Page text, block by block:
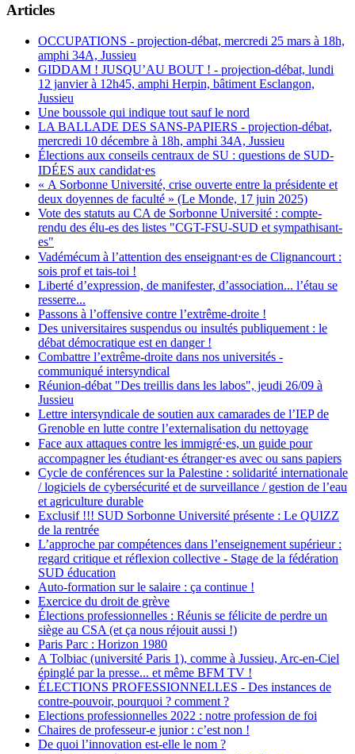
Articles
OCCUPATIONS - projection-débat, mercredi 25 mars à 18h,
amphi 34A, Jussieu
GIDDAM ! JUSQU’AU BOUT ! - projection-débat, lundi
12 janvier à 12h45, amphi Herpin, bâtiment Esclangon,
Jussieu
Une boussole qui indique tout sauf le nord
LA BALLADE DES SANS-PAPIERS - projection-débat,
mercredi 10 décembre à 18h, amphi 34A, Jussieu
Élections aux conseils centraux de SU : questions de SUD-
IDÉES aux candidat⋅es
« A Sorbonne Université, crise ouverte entre la présidente et
deux doyennes de faculté » (Le Monde, 17 juin 2025)
Vote des statuts au CA de Sorbonne Université : compte-
rendu des élu-es des listes "CGT-FSU-SUD et sympathisant-
es"
Vadémécum à l’attention des enseignant⋅es de Clignancourt :
sois prof et tais-toi !
Liberté d’expression, de manifester, d’association... l’étau se
resserre...
Passons à l’offensive contre l’extrême-droite !
Des universitaires suspendus ou insultés publiquement : le
débat démocratique est en danger !
Combattre l’extrême-droite dans nos universités -
communiqué intersyndical
Réunion-débat "Des treillis dans les labos", jeudi 26/09 à
Jussieu
Lettre intersyndicale de soutien aux camarades de l’IEP de
Grenoble en lutte contre l’externalisation du nettoyage
Face aux attaques contre les immigré⋅es, un guide pour
accompagner les étudiant⋅es étranger⋅es avec ou sans papiers
Cycle de conférences sur la Palestine : solidarité internationale
/ logiciels de cybersécurité et de surveillance / gestion de l’eau
et agriculture durable
Exclusif !!! SUD Sorbonne Université présente : Le QUIZZ
de la rentrée
L’approche par compétences dans l’enseignement supérieur :
regard critique et réflexion collective - Stage de la fédération
SUD éducation
Auto-formation sur le salaire : ça continue !
Exercice du droit de grève
Élections professionnelles : Réunis se félicite de perdre un
siège au CSA (et ça nous réjouit aussi !)
Paris Parc : Horizon 1980
A Tolbiac (université Paris 1), comme à Jussieu, Arc-en-Ciel
épinglé par la presse... et même BFM TV !
ÉLECTIONS PROFESSIONNELLES - Des instances de
contre-pouvoir, pourquoi ? comment ?
Elections professionnelles 2022 : notre profession de foi
Chaires de professeur-e junior : c’est non !
De quoi l’innovation est-elle le nom ?